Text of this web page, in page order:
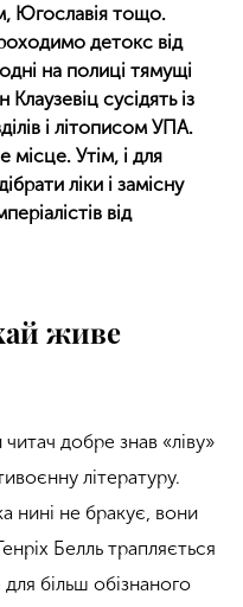
Югославія тощо.
детокс від
на полиці тямущі
сусідять із
і літописом УПА.
Утім, і для
ліки і замісну
від
живе
добре знав «ліву»
літературу.
нині не бракує, вони
Белль трапляється
більш обізнаного